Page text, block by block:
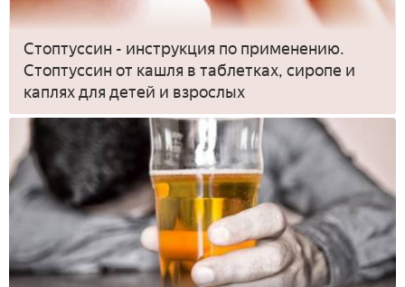
Стоптуссин - инструкция по применению.
Стоптуссин от кашля в таблетках, сиропе и
каплях для детей и взрослых